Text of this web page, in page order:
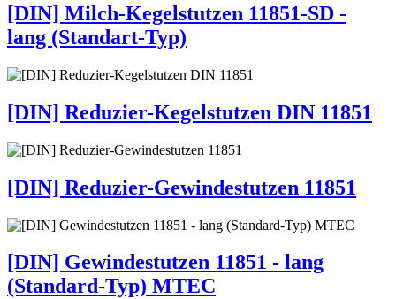
[DIN] Milch-Kegelstutzen 11851-SD -
lang (Standart-Typ)
[DIN] Reduzier-Kegelstutzen DIN 11851
[DIN] Reduzier-Gewindestutzen 11851
[DIN] Gewindestutzen 11851 - lang
(Standard-Typ) MTEC